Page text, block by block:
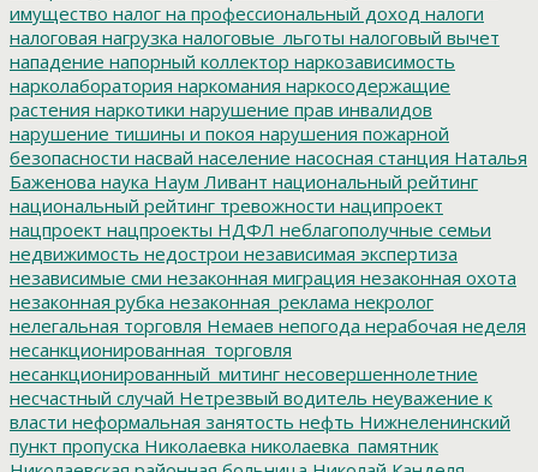
имущество налог на профессиональный доход налоги
налоговая нагрузка налоговые_льготы налоговый вычет
нападение напорный коллектор наркозависимость
нарколаборатория наркомания наркосодержащие
растения наркотики нарушение прав инвалидов
нарушение тишины и покоя нарушения пожарной
безопасности насвай население насосная станция Наталья
Баженова наука Наум Ливант национальный рейтинг
национальный рейтинг тревожности наципроект
нацпроект нацпроекты НДФЛ неблагополучные семьи
недвижимость недострои независимая экспертиза
независимые сми незаконная миграция незаконная охота
незаконная рубка незаконная_реклама некролог
нелегальная торговля Немаев непогода нерабочая неделя
несанкционированная_торговля
несанкционированный_митинг несовершеннолетние
несчастный случай Нетрезвый водитель неуважение к
власти неформальная занятость нефть Нижнеленинский
пункт пропуска Николаевка николаевка_памятник